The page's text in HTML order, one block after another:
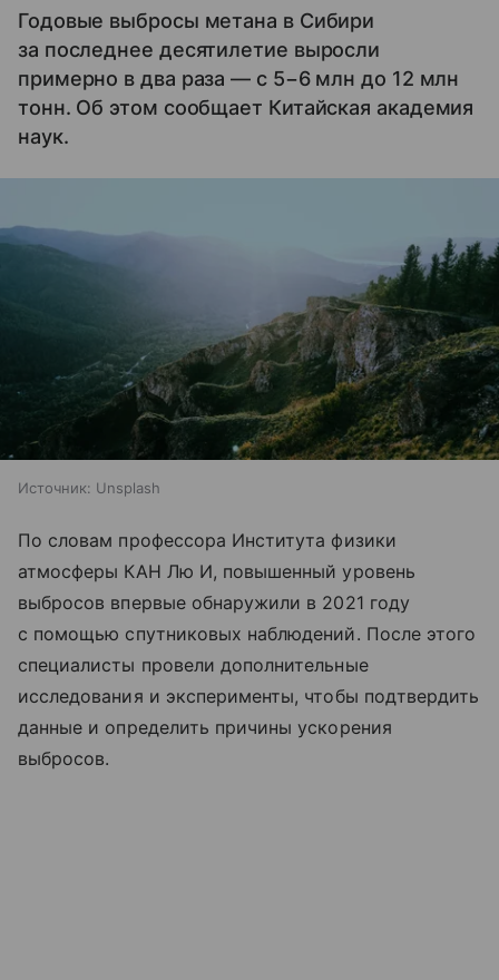
Годовые выбросы метана в Сибири
за последнее десятилетие выросли
примерно в два раза — с 5−6 млн до 12 млн
тонн. Об этом сообщает Китайская академия
наук.
Источник: Unsplash
По словам профессора Института физики
атмосферы КАН Лю И, повышенный уровень
выбросов впервые обнаружили в 2021 году
с помощью спутниковых наблюдений. После этого
специалисты провели дополнительные
исследования и эксперименты, чтобы подтвердить
данные и определить причины ускорения
выбросов.